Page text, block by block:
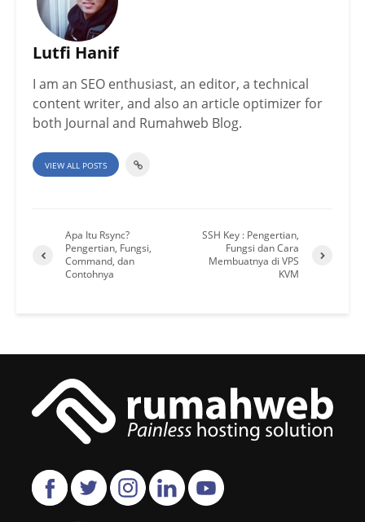
Lutfi Hanif
I am an SEO enthusiast, an editor, a technical
content writer, and also an article optimizer for
both Journal and Rumahweb Blog.
VIEW ALL POSTS
Apa Itu Rsync?
Pengertian, Fungsi,
Command, dan
Contohnya
SSH Key : Pengertian,
Fungsi dan Cara
Membuatnya di VPS
KVM